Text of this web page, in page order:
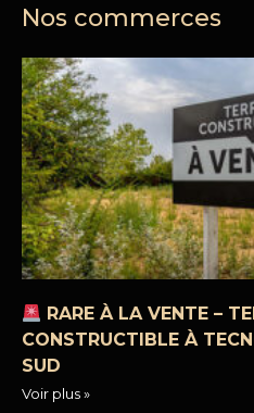
Nos commerces
RARE À LA VENTE –
CONSTRUCTIBLE À
SUD
Voir plus »